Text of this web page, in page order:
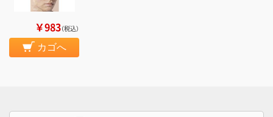
￥983（税込）
カゴへ